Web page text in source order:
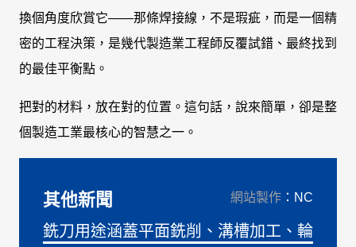
換個角度欣賞它——那條焊接線，不是瑕疵，而是一個精
密的工程決策，是幾代製造業工程師反覆試錯、最終找到
的最佳平衡點。
把對的材料，放在對的位置。這句話，說來簡單，卻是整
個製造工業最核心的智慧之一。
其他新聞 網站製作 ：NC
銑刀用途涵蓋平面銑削、溝槽加工、輪